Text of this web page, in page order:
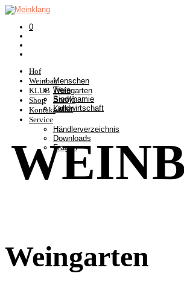
0
Hof
Menschen
Tiere
Biodynamie
Landwirtschaft
Weinbau
Weingarten
Somlò
Keller
KLUB
Shop
Kontakt
Service
Händlerverzeichnis
Downloads
Fragen
Weingarten